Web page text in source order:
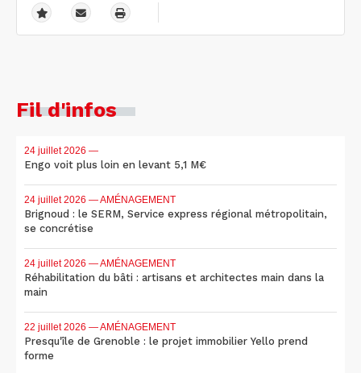
Fil d'infos
24 juillet 2026 —
Engo voit plus loin en levant 5,1 M€
24 juillet 2026 — AMÉNAGEMENT
Brignoud : le SERM, Service express régional métropolitain,
se concrétise
24 juillet 2026 — AMÉNAGEMENT
Réhabilitation du bâti : artisans et architectes main dans la
main
22 juillet 2026 — AMÉNAGEMENT
Presqu'île de Grenoble : le projet immobilier Yello prend
forme